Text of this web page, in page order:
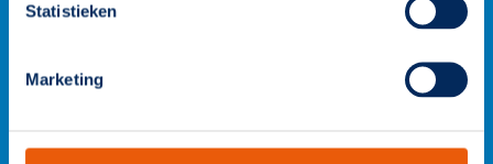
Statistieken
Marketing
Neem contact op